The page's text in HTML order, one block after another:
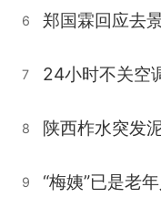
6
7 24小时不关空
8 陕西柞水突发
9